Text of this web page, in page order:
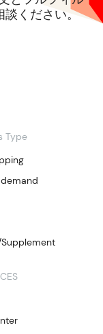
談ください。
Type